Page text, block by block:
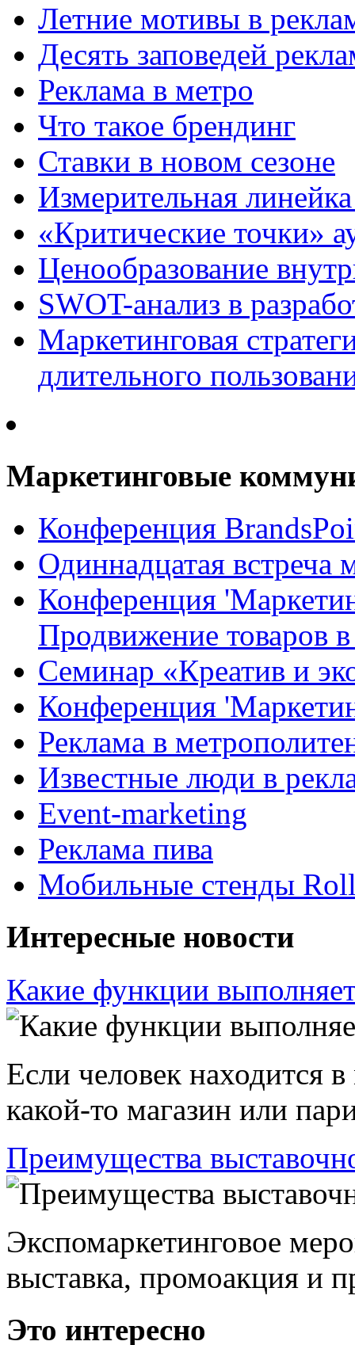
Летние мотивы в
Десять заповедей
Реклама в метро
Что такое брендинг
Ставки в новом сезоне
Измерительная
«Критические точки»
Ценообразование
SWOT-анализ в
Маркетинговая
длительного
Маркетинговые
Конференция
Одиннадцатая
Конференция
Продвижение товаров
Семинар «Креатив и
Конференция
Реклама в
Известные люди в
Event-marketing
Реклама пива
Мобильные стенды
Интересные новости
Какие функции
Если человек находится
какой-то магазин или
Преимущества
Экспомаркетинговое
выставка, промоакция и
Это интересно